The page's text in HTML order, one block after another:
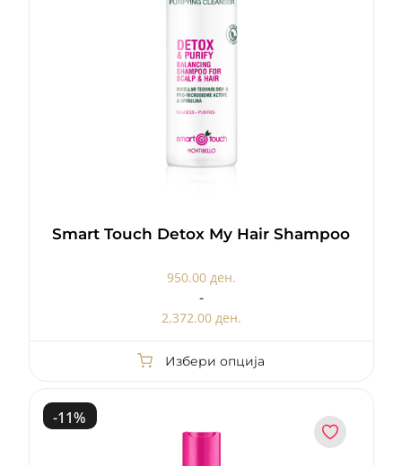
Smart Touch Detox My Hair Shampoo
950.00 ден.
-
2,372.00 ден.
Избери опција
-11%